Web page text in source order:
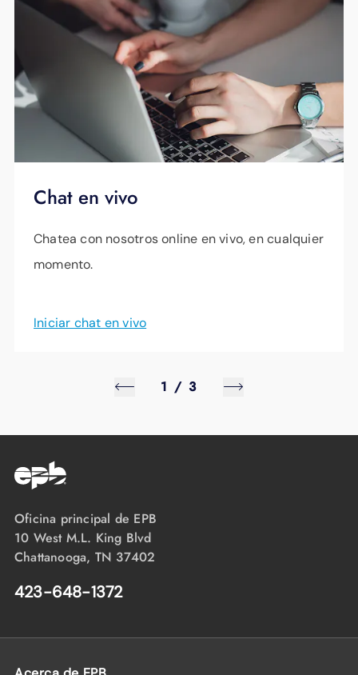
Chat en vivo
Chatea con nosotros online en vivo, en cualquier
momento.
Iniciar chat en vivo
1 / 3
Oficina principal de EPB
10 West M.L. King Blvd
Chattanooga, TN 37402
423-648-1372